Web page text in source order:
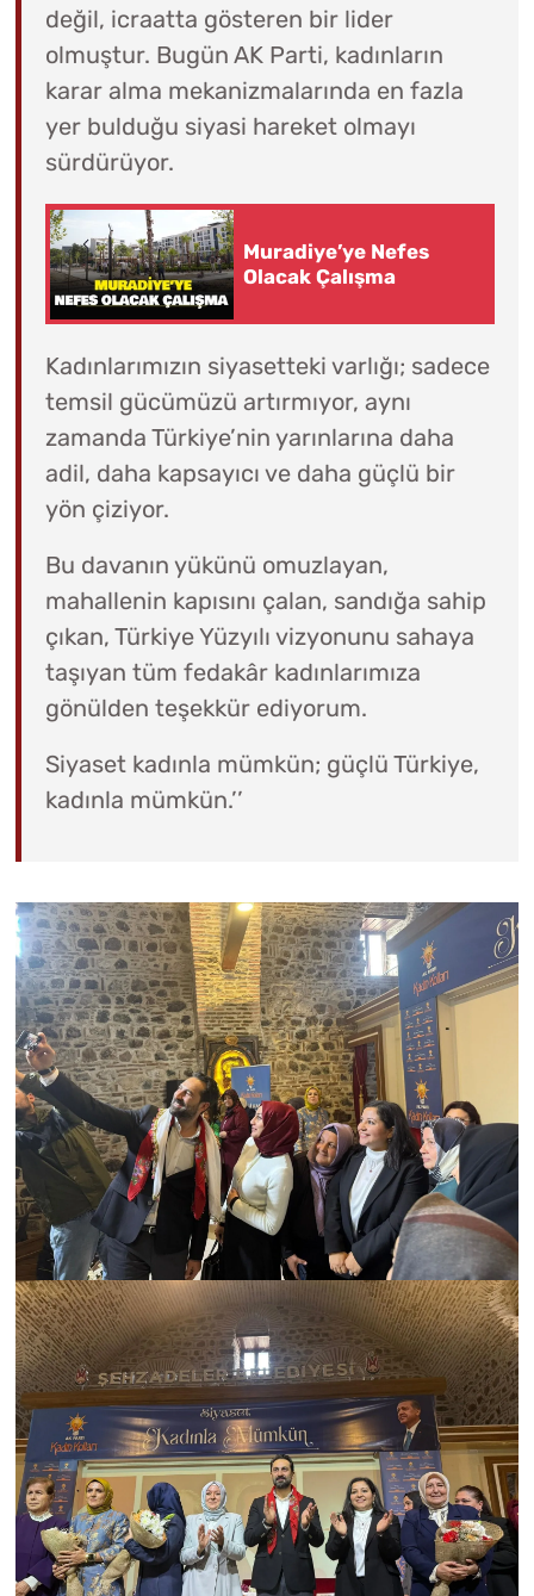
değil, icraatta gösteren bir lider
olmuştur. Bugün AK Parti, kadınların
karar alma mekanizmalarında en fazla
yer bulduğu siyasi hareket olmayı
sürdürüyor.
Muradiye’ye Nefes
Olacak Çalışma
Kadınlarımızın siyasetteki varlığı; sadece
temsil gücümüzü artırmıyor, aynı
zamanda Türkiye’nin yarınlarına daha
adil, daha kapsayıcı ve daha güçlü bir
yön çiziyor.
Bu davanın yükünü omuzlayan,
mahallenin kapısını çalan, sandığa sahip
çıkan, Türkiye Yüzyılı vizyonunu sahaya
taşıyan tüm fedakâr kadınlarımıza
gönülden teşekkür ediyorum.
Siyaset kadınla mümkün; güçlü Türkiye,
kadınla mümkün.’’